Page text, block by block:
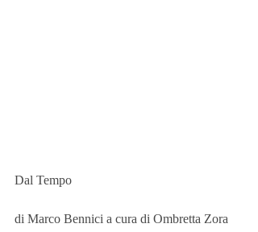
Dal Tempo
di Marco Bennici a cura di Ombretta Zora